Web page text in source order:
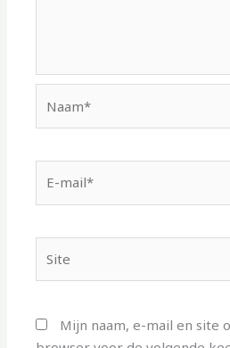
mail*
Mijn naam, e-mail en site